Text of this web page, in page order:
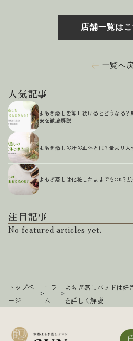
店舗一覧はこ
一覧へ
人気記事
よもぎ蒸しを毎日続けるとどうなる
安を徹底解説
よもぎ蒸しの汗の正体とは？量より大
よもぎ蒸しは化粧したままでもOK？
注目記事
No featured articles yet.
トップペ
ージ
>
コラ
ム
>
よもぎ蒸しパッドは妊
を詳しく解説